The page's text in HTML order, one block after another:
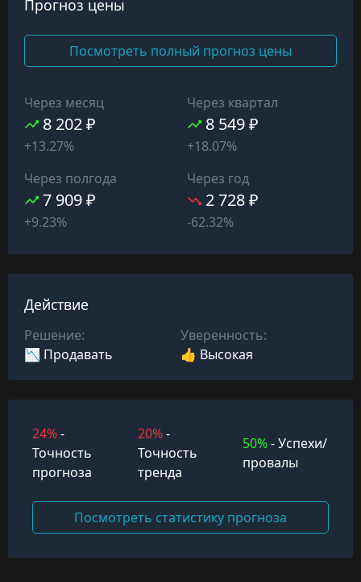
Прогноз цены
Посмотреть полный прогноз цены
Через месяц
8 202 ₽
+13.27%
Через квартал
8 549 ₽
+18.07%
Через полгода
7 909 ₽
+9.23%
Через год
2 728 ₽
-62.32%
Действие
Решение:
📉 Продавать
Уверенность:
👍 Высокая
24%-
Точность
прогноза
20%-
Точность
тренда
50%- Успехи/
провалы
Посмотреть статистику прогноза